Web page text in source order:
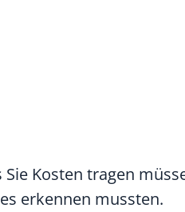
Kosten tragen
erkennen mussten.